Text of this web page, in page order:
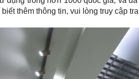
thêm thông tin, vui lòng truy cập